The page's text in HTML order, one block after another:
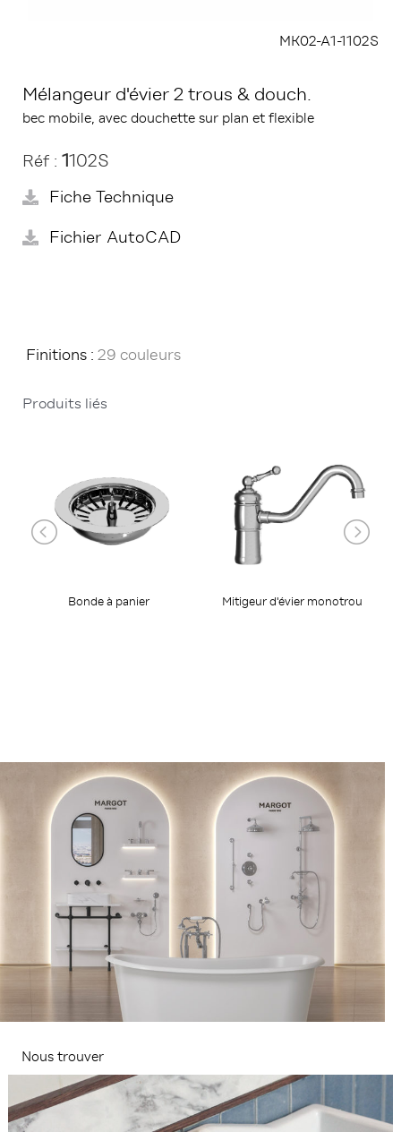
MK02-A1-1102S
Mélangeur d'évier 2 trous & douch.
bec mobile, avec douchette sur plan et flexible
Réf : 1102S
Fiche Technique
Fichier AutoCAD
Finitions : 29 couleurs
Produits liés
Bonde à panier Mitigeur d'évier monotrou
Nous trouver